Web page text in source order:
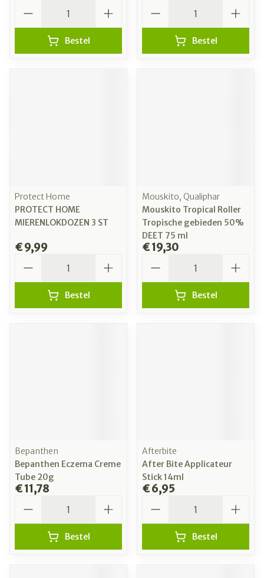
Bestel Bestel
Protect Home
PROTECT HOME
MIERENLOKDOZEN 3 ST
€ 9,99
Bestel
Mouskito, Qualiphar
Mouskito Tropical Roller
Tropische gebieden 50%
DEET 75 ml
€ 19,30
Bestel
Bepanthen
Bepanthen Eczema Creme
Tube 20g
€ 11,78
Bestel
Afterbite
After Bite Applicateur
Stick 14ml
€ 6,95
Bestel